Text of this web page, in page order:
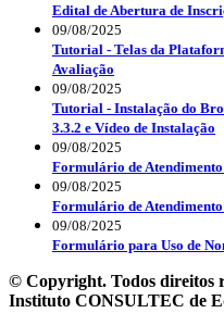
Edital de Abertura de
09/08/2025
Tutorial - Telas da
Avaliação
09/08/2025
Tutorial - Instalação do
3.3.2 e Vídeo de Instalação
09/08/2025
Formulário de
09/08/2025
Formulário de
09/08/2025
Formulário para Uso de
© Copyright. Todos direitos
Instituto CONSULTEC de